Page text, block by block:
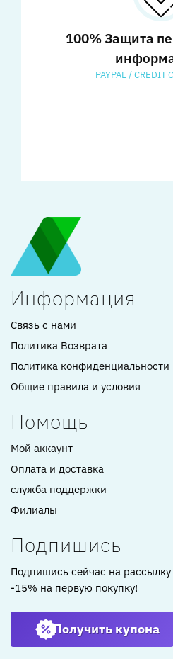
100% Защита
PAYPAL / CREDIT
Информация
Связь с нами
Политика Возврата
Политика конфиденциальности
Общие правила и условия
Помощь
Мой аккаунт
Оплата и доставка
служба поддержки
Филиалы
Подпишись
Подпишись сейчас на
-15% на первую покупку!
Получить купона